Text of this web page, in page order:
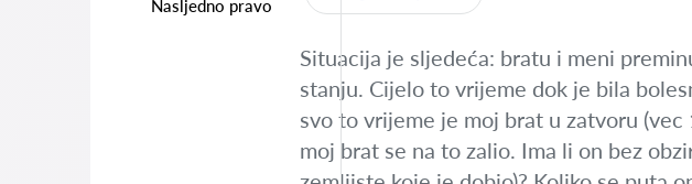
Nasljedno pravo
Situacija je sljedeća: bratu i meni
stanju. Cijelo to vrijeme dok je bila
svo to vrijeme je moj brat u zatvoru
moj brat se na to zalio. Ima li on bez